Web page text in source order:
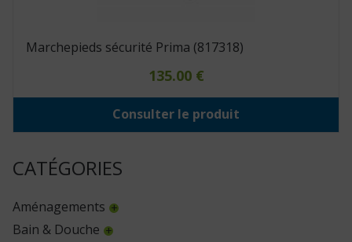
CATÉGORIES
Aménagements
Bain & Douche
Marchepieds sécurité Prima (817318)
135.00 €
Consulter le produit